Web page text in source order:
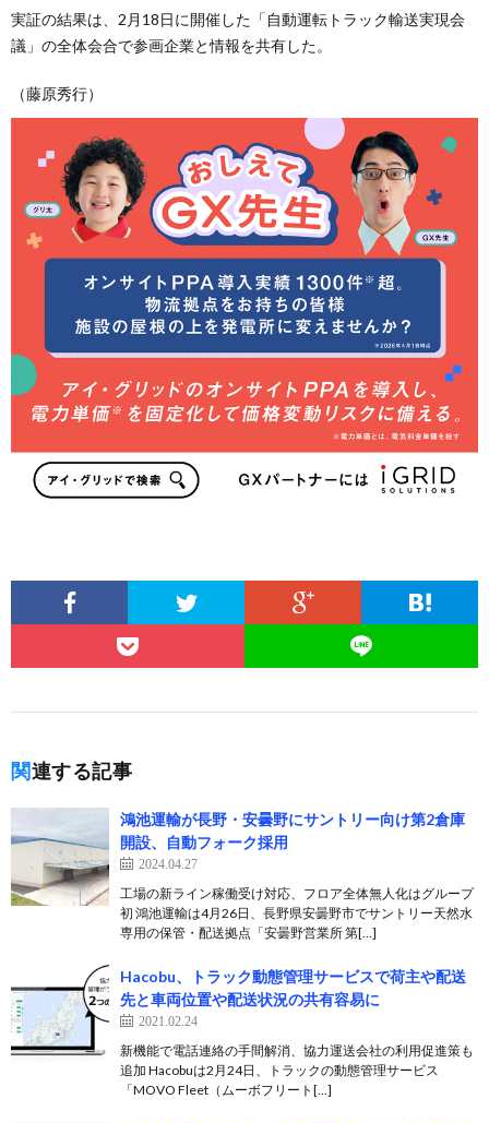
実証の結果は、2月18日に開催した「自動運転トラック輸送実現会
議」の全体会合で参画企業と情報を共有した。
（藤原秀行）
関連する記事
鴻池運輸が長野・安曇野にサントリー向け第2倉庫
開設、自動フォーク採用
2024.04.27
工場の新ライン稼働受け対応、フロア全体無人化はグループ
初 鴻池運輸は4月26日、長野県安曇野市でサントリー天然水
専用の保管・配送拠点「安曇野営業所 第[…]
Hacobu、トラック動態管理サービスで荷主や配送
先と車両位置や配送状況の共有容易に
2021.02.24
新機能で電話連絡の手間解消、協力運送会社の利用促進策も
追加 Hacobuは2月24日、トラックの動態管理サービス
「MOVO Fleet（ムーボフリート[…]